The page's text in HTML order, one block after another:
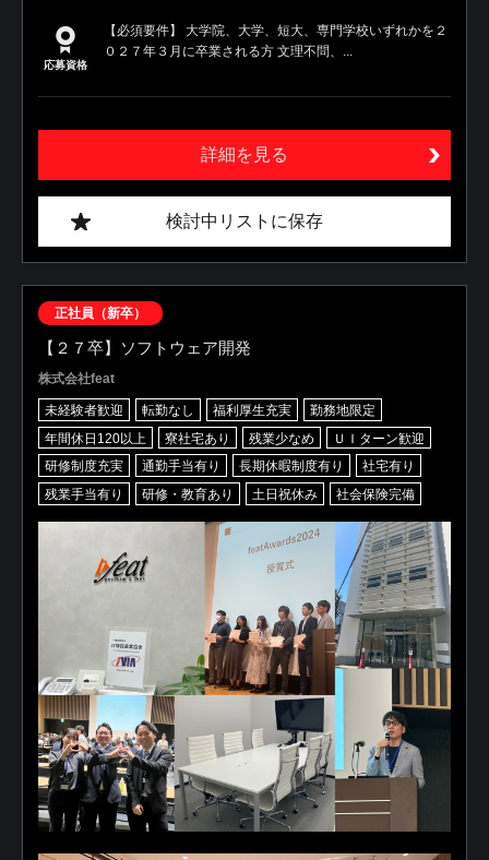
応募資格
【必須要件】 大学院、大学、短大、専門学校いずれかを２
０２７年３月に卒業される方 文理不問、...
詳細を見る
検討中リストに保存
正社員（新卒）
【２７卒】ソフトウェア開発
株式会社feat
未経験者歓迎 転勤なし 福利厚生充実
勤務地限定
年間休日120以上
寮社宅あり 残業少なめ
ＵＩターン歓迎
研修制度充実
通勤手当有り 長期休暇制度有り
社宅有り
残業手当有り
研修・教育あり 土日祝休み 社会保険完備